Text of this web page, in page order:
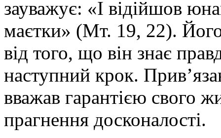
зауважує: «І відійшов
маєтки» (Мт. 19, 22). Його
від того, що він знає
наступний крок.
вважав гарантією свого
прагнення досконалості.